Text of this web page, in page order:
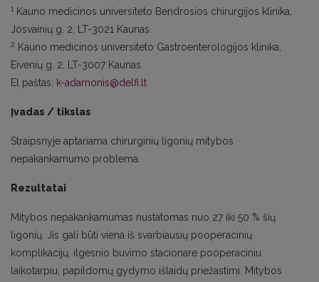
1 Kauno medicinos universiteto Bendrosios chirurgijos klinika,
Josvainių g. 2, LT-3021 Kaunas.
2 Kauno medicinos universiteto Gastroenterologijos klinika,
Eivenių g. 2, LT-3007 Kaunas.
El paštas: k-adamonis@delfi.lt
Įvadas / tikslas
Straipsnyje aptariama chirurginių ligonių mitybos
nepakankamumo problema.
Rezultatai
Mitybos nepakankamumas nustatomas nuo 27 iki 50 % šių
ligonių. Jis gali būti viena iš svarbiausių pooperacinių
komplikacijų, ilgesnio buvimo stacionare pooperaciniu
laikotarpiu, papildomų gydymo išlaidų priežastimi. Mitybos